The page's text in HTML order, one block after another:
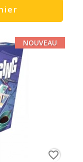
NOUVEAU
favorite_border